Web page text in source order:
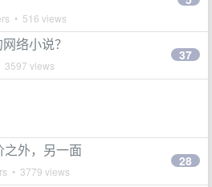
• 516 views
络小说？
3597 views
37
之外，另一面
• 3779 views
28